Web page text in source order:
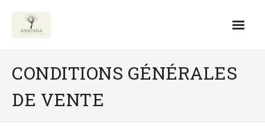
CONDITIONS GÉNÉRALES
DE VENTE